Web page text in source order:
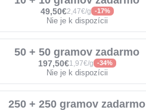
49,50€2,47€/g -17%
Nie je k dispozícii
50 + 50 gramov zadarmo
197,50€1,97€/g -34%
Nie je k dispozícii
250 + 250 gramov zadarmo